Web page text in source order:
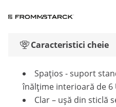
Caracteristici cheie
Spațios - suport
înălțime interioară de 6
Clar – ușă din sticlă